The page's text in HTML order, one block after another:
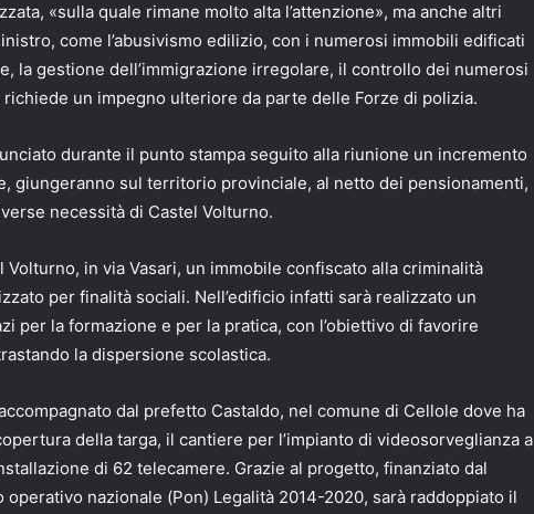
«sulla quale rimane molto alta l’attenzione», ma anche altri
come l’abusivismo edilizio, con i numerosi immobili edificati
la gestione dell’immigrazione irregolare, il controllo dei numerosi
un impegno ulteriore da parte delle Forze di polizia.
durante il punto stampa seguito alla riunione un incremento
giungeranno sul territorio provinciale, al netto dei pensionamenti,
necessità di Castel Volturno.
in via Vasari, un immobile confiscato alla criminalità
per finalità sociali. Nell’edificio infatti sarà realizzato un
per la formazione e per la pratica, con l’obiettivo di favorire
la dispersione scolastica.
dal prefetto Castaldo, nel comune di Cellole dove ha
della targa, il cantiere per l’impianto di videosorveglianza a
di 62 telecamere. Grazie al progetto, finanziato dal
nazionale (Pon) Legalità 2014-2020, sarà raddoppiato il